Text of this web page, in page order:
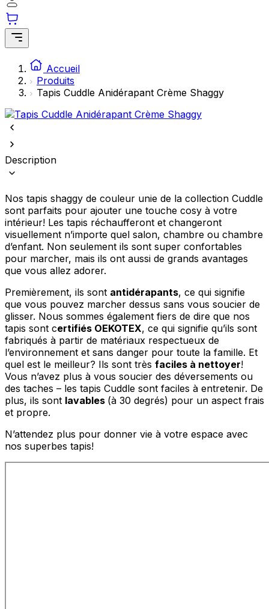
Accueil
Produits
Tapis Cuddle Anidérapant Crème Shaggy
Description
Nos tapis shaggy de couleur unie de la collection Cuddle
sont parfaits pour ajouter une touche cosy à votre
intérieur! Les tapis réchaufferont et changeront
visuellement n’importe quel salon, chambre ou chambre
d’enfant. Non seulement ils sont super confortables
pour marcher, mais ils ont aussi de grands avantages
que vous allez adorer.
Premièrement, ils sont antidérapants, ce qui signifie
que vous pouvez marcher dessus sans vous soucier de
glisser. Nous sommes également fiers de dire que nos
tapis sont certifiés OEKOTEX, ce qui signifie qu’ils sont
fabriqués à partir de matériaux respectueux de
l’environnement et sans danger pour toute la famille. Et
quel est le meilleur? Ils sont très faciles à nettoyer!
Vous n’avez plus à vous soucier des déversements ou
des taches – les tapis Cuddle sont faciles à entretenir. De
plus, ils sont lavables (à 30 degrés) pour un aspect frais
et propre.
N’attendez plus pour donner vie à votre espace avec
nos superbes tapis!
Les cookies statistiques aident les propriétaires de sites web à comprendre
interagissent avec les sites en collectant et en rapportant des informations
Marketing
Les cookies marketing sont utilisés pour suivre les utilisateurs sur les
précieuses pour les éditeurs et les annonceurs tiers.
Les cookies non classés sont des cookies qui sont en processus de
fournisseurs de cookies individuels.
Rejeter
Enregistrer mes préférences
Accepter tout